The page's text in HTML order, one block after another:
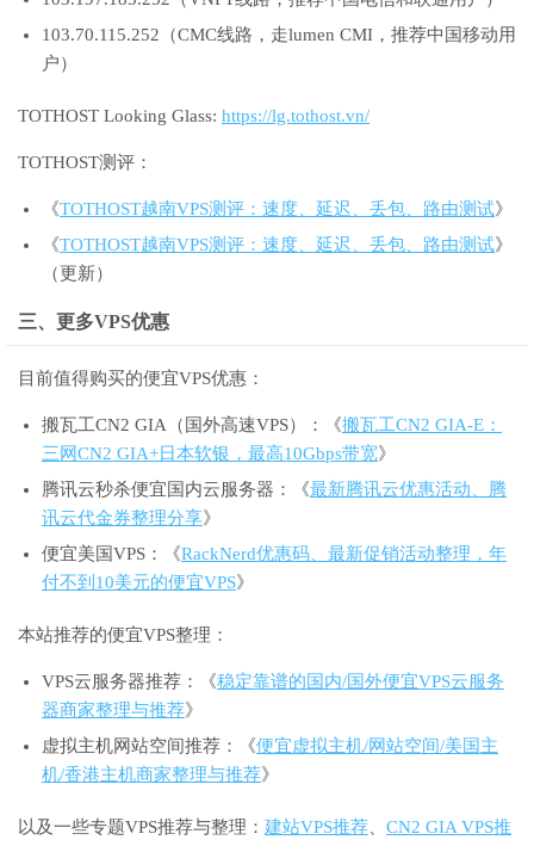
103.70.115.252（CMC线路，走lumen CMI，推荐中国移动用
户）
TOTHOST Looking Glass: https://lg.tothost.vn/
TOTHOST测评：
《TOTHOST越南VPS测评：速度、延迟、丢包、路由测试》
《TOTHOST越南VPS测评：速度、延迟、丢包、路由测试》
（更新）
三、更多VPS优惠
目前值得购买的便宜VPS优惠：
搬瓦工CN2 GIA（国外高速VPS）：《搬瓦工CN2 GIA-E：
三网CN2 GIA+日本软银，最高10Gbps带宽》
腾讯云秒杀便宜国内云服务器：《最新腾讯云优惠活动、腾
讯云代金券整理分享》
便宜美国VPS：《RackNerd优惠码、最新促销活动整理，年
付不到10美元的便宜VPS》
本站推荐的便宜VPS整理：
VPS云服务器推荐：《稳定靠谱的国内/国外便宜VPS云服务
器商家整理与推荐》
虚拟主机网站空间推荐：《便宜虚拟主机/网站空间/美国主
机/香港主机商家整理与推荐》
以及一些专题VPS推荐与整理： 建站VPS推荐
CN2 GIA VPS推